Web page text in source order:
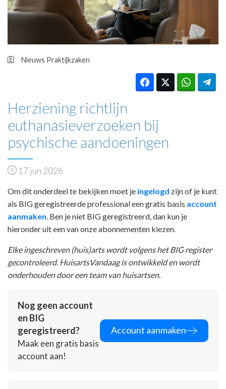
PRAKTIJKZAKEN
TARIEVEN
VPHUISARTSEN
MEDISCHE VAKHANDEL
Nieuws Praktijkzaken
Herziening richtlijn
euthanasieverzoeken bij
psychische aandoeningen
17 jun 2026
Om dit onderdeel te bekijken moet je ingelogd zijn of je kunt
als BIG geregistreerde professional een gratis basis account
aanmaken. Ben je niet BIG geregistreerd, dan kun je
hieronder uit een van onze abonnementen kiezen.
Elke ingeschreven (huis)arts wordt volgens het BIG register
gecontroleerd. HuisartsVandaag is ontwikkeld en wordt
onderhouden door een team van huisartsen.
Nog geen account
en BIG
geregistreerd?
Maak een gratis basis
account aan!
Account aanmaken